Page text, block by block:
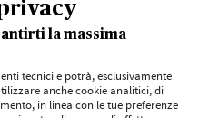
la massima
tecnici e potrà, esclusivamente
anche cookie analitici, di
in linea con le tue preferenze
non costituisce né
contrattuale in quanto
all'assunzione del rischio
e un preventivo su misura
di Banca Monte dei Paschi di